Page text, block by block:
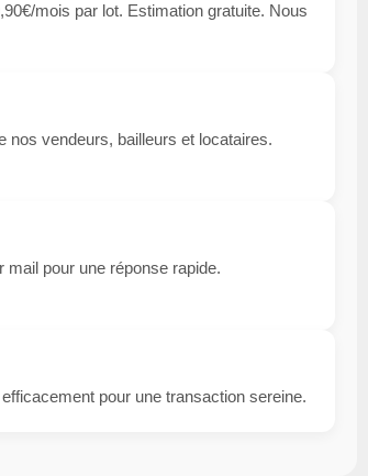
mois par lot. Estimation gratuite. Nous
nos vendeurs, bailleurs et locataires.
pour une réponse rapide.
pour une transaction sereine.